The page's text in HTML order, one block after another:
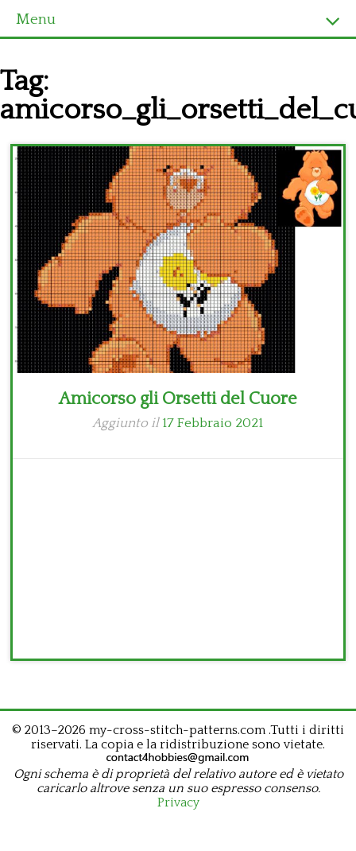
Menu
Ultimi schemi
Alfabeto
Bambini
Disney
Thun
Tag:
Amicorso gli Orsetti del Cuore
Aggiunto il 17 Febbraio 2021
© 2013–2026 my-cross-stitch-patterns.com .Tutti i diritti
riservati. La copia e la ridistribuzione sono vietate.
Ogni schema è di proprietà del relativo autore ed è vietato
caricarlo altrove senza un suo espresso consenso.
Privacy